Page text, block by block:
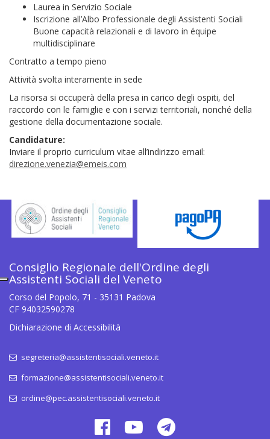
Laurea in Servizio Sociale
Iscrizione all’Albo Professionale degli Assistenti Sociali
Buone capacità relazionali e di lavoro in équipe
multidisciplinare
Contratto a tempo pieno
Attività svolta interamente in sede
La risorsa si occuperà della presa in carico degli ospiti, del
raccordo con le famiglie e con i servizi territoriali, nonché della
gestione della documentazione sociale.
Candidature:
Inviare il proprio curriculum vitae all’indirizzo email:
direzione.venezia@emeis.com
Consiglio Regionale dell'Ordine degli
Assistenti Sociali del Veneto
Corso del Popolo, 71 - 35131 Padova
CF 94032590278
Dichiarazione di Accessibilità
segreteria@assistentisociali.veneto.it
formazione@assistentisociali.veneto.it
ordine@pec.assistentisociali.veneto.it